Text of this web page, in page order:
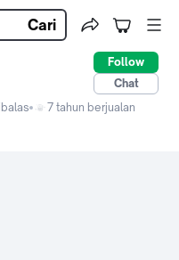
Cari
Follow
Chat
7 tahun berjualan